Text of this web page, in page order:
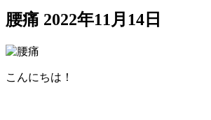
腰痛 2022年11月14日
こんにちは！